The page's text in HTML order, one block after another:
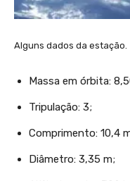
Alguns dados da estação.
Massa em órbita:
Tripulação: 3;
Comprimento: 10,4
Diâmetro: 3,35 m;